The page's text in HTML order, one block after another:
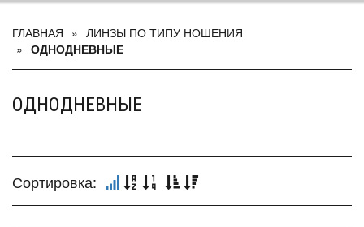
ГЛАВНАЯ
ЛИНЗЫ ПО ТИПУ НОШЕНИЯ
ОДНОДНЕВНЫЕ
ОДНОДНЕВНЫЕ
Сортировка: